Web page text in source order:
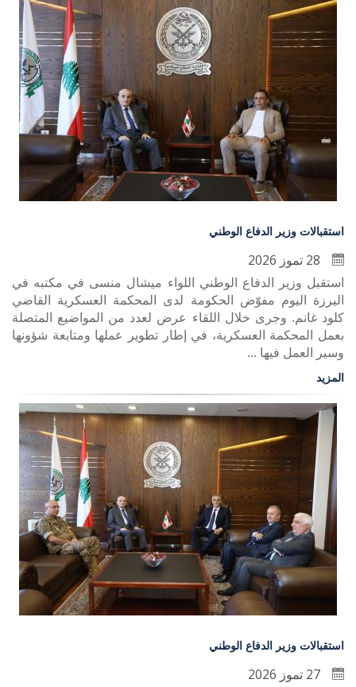
استقبالات وزير الدفاع الوطني
استقبل وزير الدفاع الوطني اللواء ميشال منسى في مكتبه في
اليرزة اليوم مفوّض الحكومة لدى المحكمة العسكرية القاضي
كلود غانم. وجرى خلال اللقاء عرض لعدد من المواضيع المتصلة
بعمل المحكمة العسكرية، في إطار تطوير عملها ومتابعة شؤونها
وسير العمل فيها ...
المزيد
استقبالات وزير الدفاع الوطني